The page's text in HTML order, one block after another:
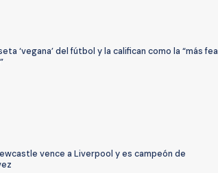
‘vegana’ del fútbol y la califican como la “más fea
vence a Liverpool y es campeón de